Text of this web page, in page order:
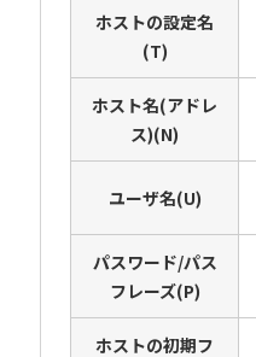
ホストの設定名
(T)
ホスト名(アドレ
ス)(N)
ユーザ名(U)
パスワード/パス
フレーズ(P)
ホストの初期フ